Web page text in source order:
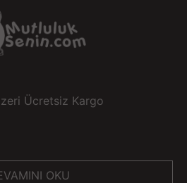
uyarım ve orgazm sağlar.
Vibratör, daha yoğun
3 halka kilit özünü, G noktası
vibratörü birleştirir.
DEĞİLDİR.
Ücretsiz Kargo
OKU